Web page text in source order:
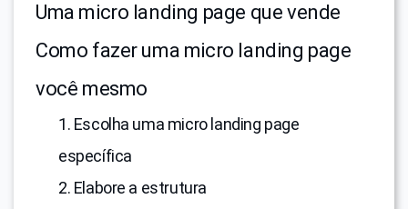
Uma micro landing page que vende
Como fazer uma micro landing page
você mesmo
1. Escolha uma micro landing page
específica
2. Elabore a estrutura